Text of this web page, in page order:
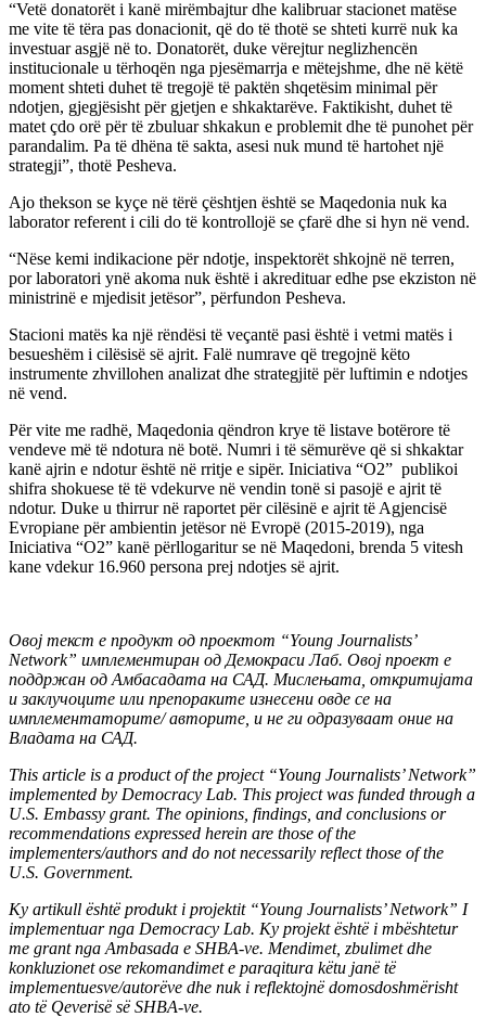
“Vetë donatorët i kanë mirëmbajtur dhe kalibruar stacionet matëse
me vite të tëra pas donacionit, që do të thotë se shteti kurrë nuk ka
investuar asgjë në to. Donatorët, duke vërejtur neglizhencën
institucionale u tërhoqën nga pjesëmarrja e mëtejshme, dhe në këtë
moment shteti duhet të tregojë të paktën shqetësim minimal për
ndotjen, gjegjësisht për gjetjen e shkaktarëve. Faktikisht, duhet të
matet çdo orë për të zbuluar shkakun e problemit dhe të punohet për
parandalim. Pa të dhëna të sakta, asesi nuk mund të hartohet një
strategji”, thotë Pesheva.
Ajo thekson se kyçe në tërë çështjen është se Maqedonia nuk ka
laborator referent i cili do të kontrollojë se çfarë dhe si hyn në vend.
“Nëse kemi indikacione për ndotje, inspektorët shkojnë në terren,
por laboratori ynë akoma nuk është i akredituar edhe pse ekziston në
ministrinë e mjedisit jetësor”, përfundon Pesheva.
Stacioni matës ka një rëndësi të veçantë pasi është i vetmi matës i
besueshëm i cilësisë së ajrit. Falë numrave që tregojnë këto
instrumente zhvillohen analizat dhe strategjitë për luftimin e ndotjes
në vend.
Për vite me radhë, Maqedonia qëndron krye të listave botërore të
vendeve më të ndotura në botë. Numri i të sëmurëve që si shkaktar
kanë ajrin e ndotur është në rritje e sipër. Iniciativa “О2” publikoi
shifra shokuese të të vdekurve në vendin tonë si pasojë e ajrit të
ndotur. Duke u thirrur në raportet për cilësinë e ajrit të Agjencisë
Evropiane për ambientin jetësor në Evropë (2015-2019), nga
Iniciativa “О2” kanë përllogaritur se në Maqedoni, brenda 5 vitesh
kane vdekur 16.960 persona prej ndotjes së ajrit.
Овој текст е продукт од проектот “Young Journalists’
Network” имплементиран од Демокраси Лаб. Овој проект е
поддржан од Амбасадата на САД. Мислењата, откритијата
и заклучоците или препораките изнесени овде се на
имплементаторите/ авторите, и не ги одразуваат оние на
Владата на САД.
This article is a product of the project “Young Journalists’ Network”
implemented by Democracy Lab. This project was funded through a
U.S. Embassy grant. The opinions, findings, and conclusions or
recommendations expressed herein are those of the
implementers/authors and do not necessarily reflect those of the
U.S. Government.
Ky artikull është produkt i projektit “Young Journalists’ Network” I
implementuar nga Democracy Lab. Ky projekt është i mbështetur
me grant nga Ambasada e SHBA-ve. Mendimet, zbulimet dhe
konkluzionet ose rekomandimet e paraqitura këtu janë të
implementuesve/autorëve dhe nuk i reflektojnë domosdoshmërisht
ato të Qeverisë së SHBA-ve.